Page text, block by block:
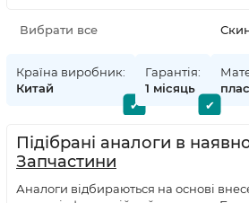
Країна виробник:
Китай
Гарантія:
1 місяць
Підібрані аналоги в
Запчастини
Аналоги відбираються на основі